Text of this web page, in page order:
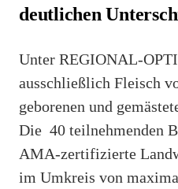
deutlichen
Unter REGIONAL-
ausschließlich Fleisch
geborenen und
Die 40 teilnehmenden
AMA-zertifizierte
im Umkreis von